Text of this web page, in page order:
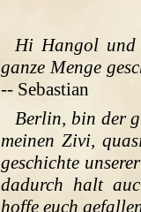
Hi Hangol und
ganze Menge
-- Sebastian
Berlin, bin der
meinen Zivi,
geschichte
dadurch halt
hoffe euch